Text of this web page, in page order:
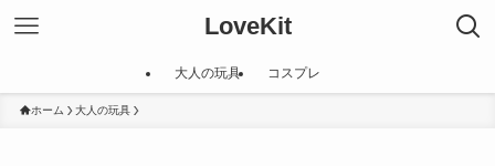
LoveKit
大人の玩具 コスプレ
ホーム 大人の玩具